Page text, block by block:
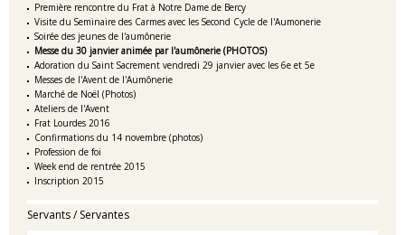
Première rencontre du Frat à Notre Dame de Bercy
Visite du Seminaire des Carmes avec les Second Cycle de l'Aumonerie
Soirée des jeunes de l'aumônerie
Messe du 30 janvier animée par l'aumônerie (PHOTOS)
Adoration du Saint Sacrement vendredi 29 janvier avec les 6e et 5e
Messes de l'Avent de l'Aumônerie
Marché de Noël (Photos)
Ateliers de l'Avent
Frat Lourdes 2016
Confirmations du 14 novembre (photos)
Profession de foi
Week end de rentrée 2015
Inscription 2015
Servants / Servantes